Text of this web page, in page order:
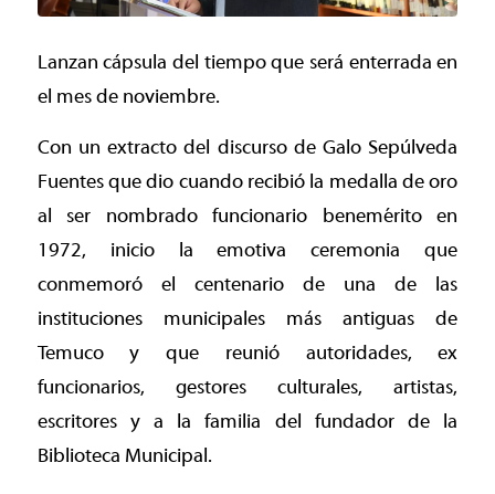
Lanzan cápsula del tiempo que será enterrada en
el mes de noviembre.
Con un extracto del discurso de Galo Sepúlveda
Fuentes que dio cuando recibió la medalla de oro
al ser nombrado funcionario benemérito en
1972, inicio la emotiva ceremonia que
conmemoró el centenario de una de las
instituciones municipales más antiguas de
Temuco y que reunió autoridades, ex
funcionarios, gestores culturales, artistas,
escritores y a la familia del fundador de la
Biblioteca Municipal.